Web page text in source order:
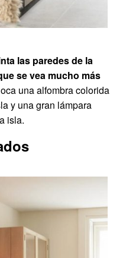
las paredes de la
se vea mucho más
una alfombra colorida
y una gran lámpara
isla.